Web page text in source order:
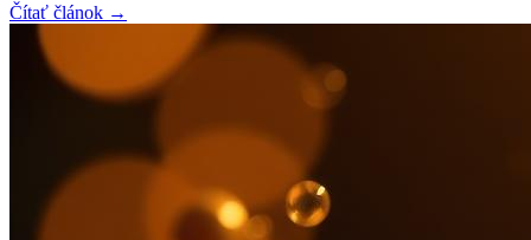
Čítať článok →